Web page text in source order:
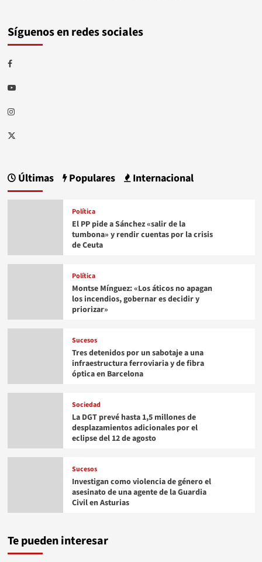
Síguenos en redes sociales
Facebook
Youtube
Instagram
Twitter
Últimas Populares Internacional
Política
El PP pide a Sánchez «salir de la
tumbona» y rendir cuentas por la crisis
de Ceuta
Política
Montse Mínguez: «Los áticos no apagan
los incendios, gobernar es decidir y
priorizar»
Sucesos
Tres detenidos por un sabotaje a una
infraestructura ferroviaria y de fibra
óptica en Barcelona
Sociedad
La DGT prevé hasta 1,5 millones de
desplazamientos adicionales por el
eclipse del 12 de agosto
Sucesos
Investigan como violencia de género el
asesinato de una agente de la Guardia
Civil en Asturias
Te pueden interesar